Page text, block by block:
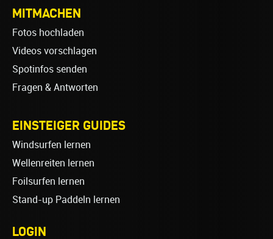
MITMACHEN
Fotos hochladen
Videos vorschlagen
Spotinfos senden
Fragen & Antworten
EINSTEIGER GUIDES
Windsurfen lernen
Wellenreiten lernen
Foilsurfen lernen
Stand-up Paddeln lernen
LOGIN